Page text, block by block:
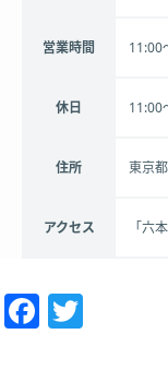
営業時間 11:00
休日 11:00
住所 東京
アクセス 「六